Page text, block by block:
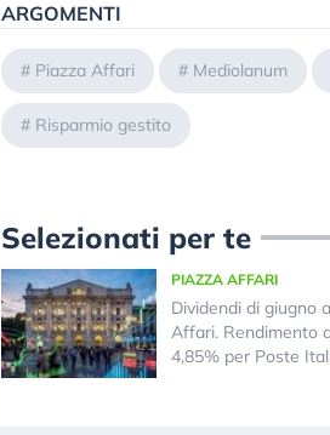
ARGOMENTI
# Piazza Affari # Mediolanum
# Risparmio gestito
Selezionati per te
PIAZZA AFFARI
Dividendi di giugno
Affari. Rendimento
4,85% per Poste